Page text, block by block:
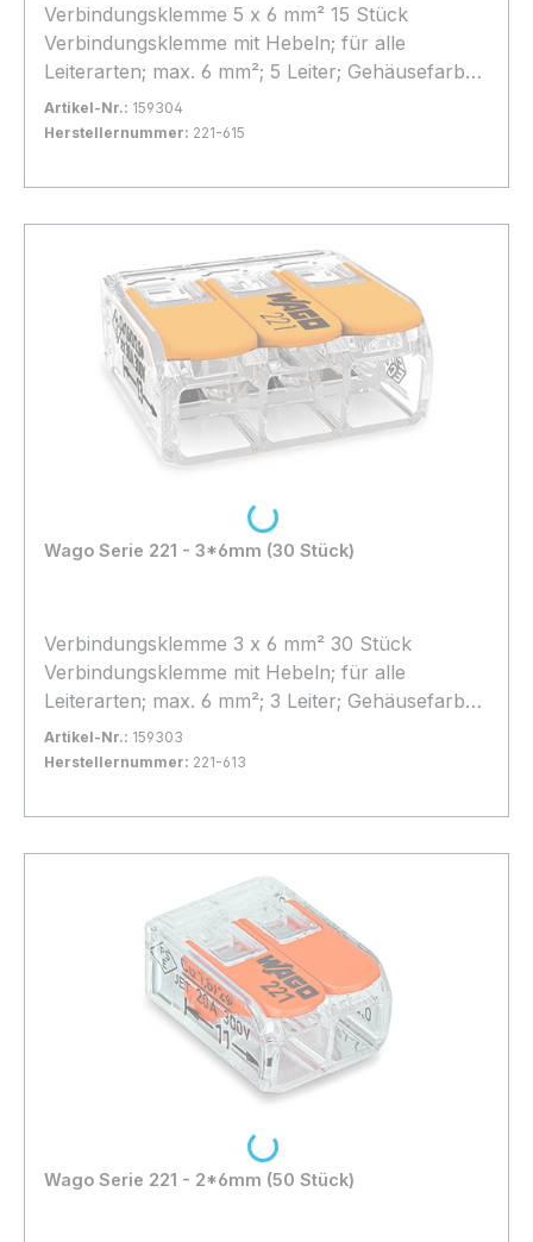
Verbindungsklemme 5 x 6 mm² 15 Stück
Verbindungsklemme mit Hebeln; für alle
Leiterarten; max. 6 mm²; 5 Leiter; Gehäusefarbe
transparent; Umgebungstemperatur max. 85 °C
(T85); 6,00 mm²; transparent
Artikel-Nr.: 159304
Herstellernummer: 221-615
In den Warenkorb
Wago Serie 221 - 3*6mm (30 Stück)
Verbindungsklemme 3 x 6 mm² 30 Stück
Verbindungsklemme mit Hebeln; für alle
Leiterarten; max. 6 mm²; 3 Leiter; Gehäusefarbe
transparent; Umgebungstemperatur max. 85 °C
(T85); 6,00 mm²; transparent
Artikel-Nr.: 159303
Herstellernummer: 221-613
In den Warenkorb
Loading...
Wago Serie 221 - 2*6mm (50 Stück)
Loading...